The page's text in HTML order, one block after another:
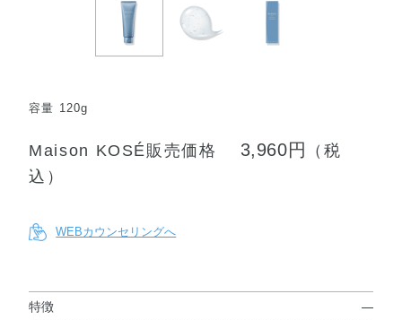
容量 120g
Maison KOSÉ販売価格 3,960円
（税
込）
WEBカウンセリングへ
特徴